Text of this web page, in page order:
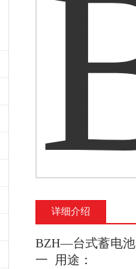
详细介绍
BZH—台式蓄电
一 用途：